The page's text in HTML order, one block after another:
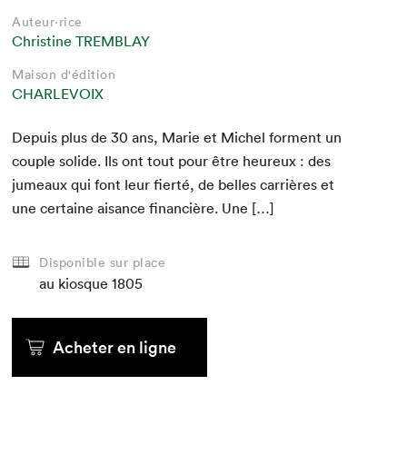
Auteur·rice
Christine TREMBLAY
Maison d'édition
CHARLEVOIX
Depuis plus de30 ans, Marie et Michel for­ment un
cou­ple solide. Ils ont tout pour être heureux : des
jumeaux qui font leur fierté, de belles car­rières et
une cer­taine aisance finan­cière. Une […]
Disponible sur place
au kiosque 1805
Acheter en ligne